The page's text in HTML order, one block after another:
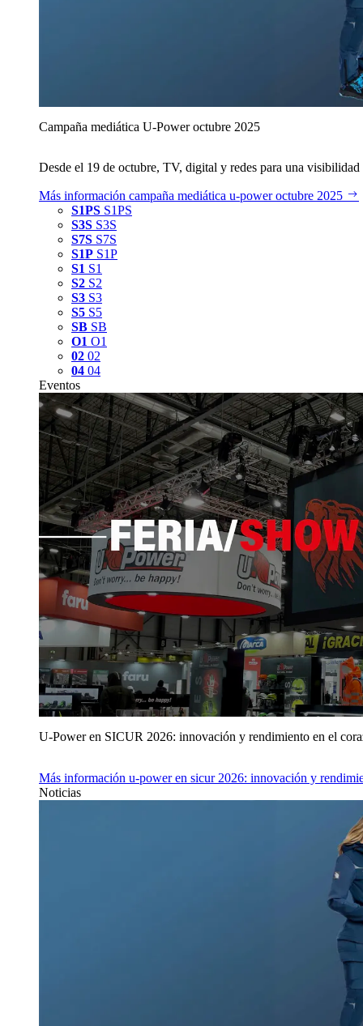
Campaña mediática U‑Power octubre 2025
Desde el 19 de octubre, TV, digital y redes para una
Más información campaña mediática u‑power octubre 2025
S1PS S1PS
S3S S3S
S7S S7S
S1P S1P
S1 S1
S2 S2
S3 S3
S5 S5
SB SB
O1 O1
02 02
04 04
Eventos
U‑Power en SICUR 2026: innovación y rendimiento en el
Más información u‑power en sicur 2026: innovación y
Noticias